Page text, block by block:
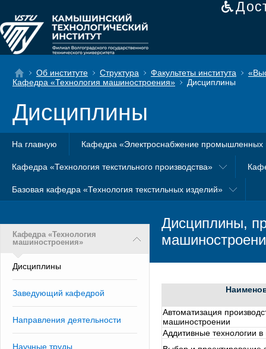
Об институте Структура Факультеты института
Кафедра «Технология машиностроения»
Дисциплины
Дисциплины
На главную Кафедра «Электроснабжение промышленных
Кафедра «Технология текстильного производства»
Базовая кафедра «Технология текстильных изделий»
Кафедра «Технология
машиностроения»
Дисциплины
Заведующий кафедрой
Направления деятельности
Научные труды
Дисциплины,
Автоматизация
машиностроении
Аддитивные технологии